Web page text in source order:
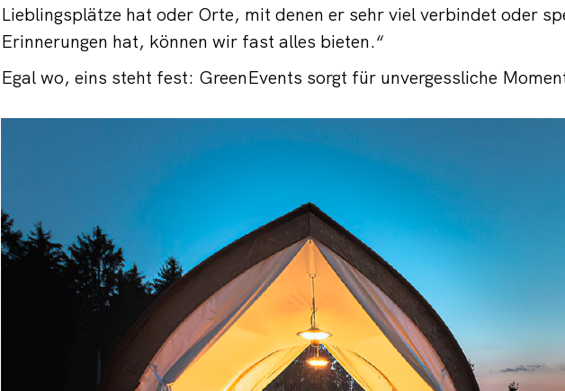
Lieblingsplätze hat oder Orte, mit denen er sehr viel verbindet oder
Erinnerungen hat, können wir fast alles bieten.“
Egal wo, eins steht fest: GreenEvents sorgt für unvergessliche